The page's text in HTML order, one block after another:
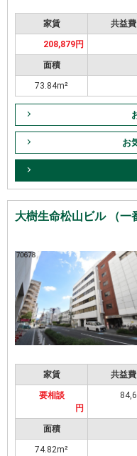
家賃 共益費
208,879円
面積
73.84m²
お
大樹生命松山ビル （一
家賃 共益費
要相談
円
面積
74.82m²